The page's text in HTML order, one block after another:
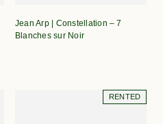
Jean Arp | Constellation – 7
Blanches sur Noir
RENTED